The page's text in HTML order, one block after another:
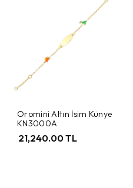
Oromini Altın İsim Künye
KN3000A
21,240.00 TL